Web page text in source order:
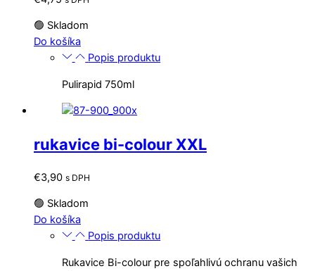
🟢 Skladom
Do košíka
Popis produktu
Pulirapid 750ml
rukavice bi-colour XXL
€3,90 s DPH
🟢 Skladom
Do košíka
Popis produktu
Rukavice Bi-colour pre spoľahlivú ochranu vašich